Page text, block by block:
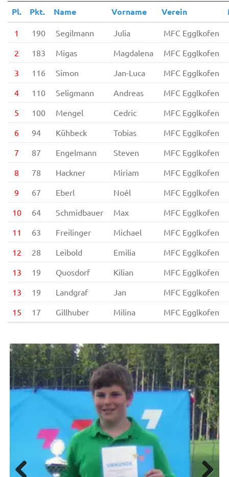
Pl. Pkt. Name Vorname Verein
1 190 Segilmann Julia MFC Egglkofen
2
183 Migas Magdalena MFC Egglkofen
3
116 Simon Jan-Luca MFC Egglkofen
4
110 Seligmann Andreas MFC Egglkofen
5
100 Mengel Cedric MFC Egglkofen
6
94 Kühbeck Tobias MFC Egglkofen
7
87 Engelmann Steven MFC Egglkofen
8
78 Hackner Miriam MFC Egglkofen
9
67 Eberl Noél MFC Egglkofen
10
64 Schmidbauer Max MFC Egglkofen
11
63 Freilinger Michael MFC Egglkofen
12
28 Leibold Emilia MFC Egglkofen
13
19 Quosdorf Kilian MFC Egglkofen
13
19 Landgraf Jan MFC Egglkofen
15
17 Gillhuber Milina MFC Egglkofen